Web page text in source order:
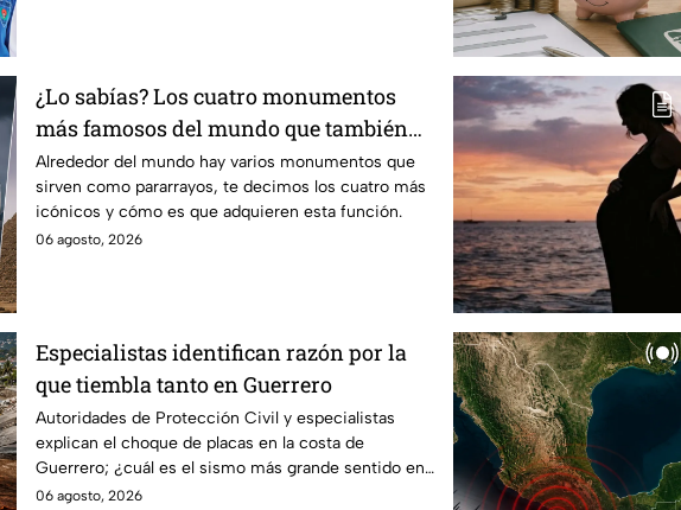
¿Lo sabías? Los cuatro monumentos
más famosos del mundo que también
funcionan como pararrayos
Alrededor del mundo hay varios monumentos que
sirven como pararrayos, te decimos los cuatro más
icónicos y cómo es que adquieren esta función.
06 agosto, 2026
Especialistas identifican razón por la
que tiembla tanto en Guerrero
Autoridades de Protección Civil y especialistas
explican el choque de placas en la costa de
Guerrero; ¿cuál es el sismo más grande sentido en
el estado?
06 agosto, 2026